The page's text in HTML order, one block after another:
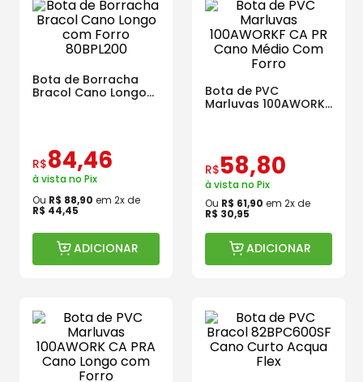
Bota de Borracha
Bracol Cano Longo
com Forro 80BPL200
R$84,46
à vista no Pix
Ou R$ 88,90 em 2x de
R$ 44,45
ADICIONAR
Bota de PVC
Marluvas 100AWORKF
R$58,80
à vista no Pix
Ou R$ 61,90 em 2x de
R$ 30,95
ADICIONAR